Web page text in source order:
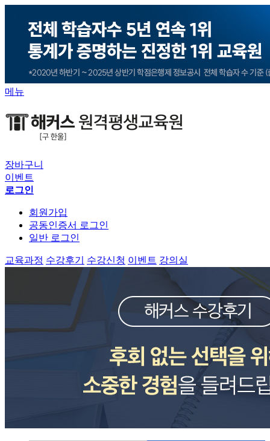
메뉴
장바구니
이벤트
로그인
회원가입
공동인증서 로그인
일반 로그인
교육과정 수강후기 수강신청 이벤트 강의실